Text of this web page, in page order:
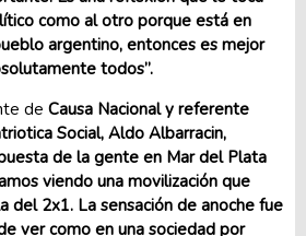
como al otro porque está en
argentino, entonces es mejor
todos”.
de Causa Nacional y referente
Social, Aldo Albarracin,
de la gente en Mar del Plata
viendo una movilización que
del 2x1. La sensación de anoche fue
ver como en una sociedad por